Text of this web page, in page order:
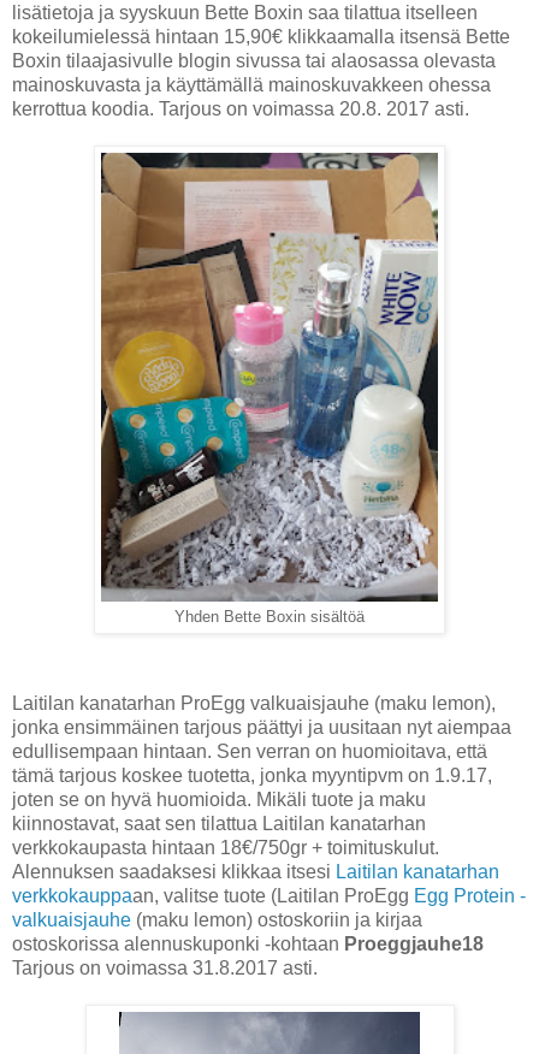
lisätietoja ja syyskuun Bette Boxin saa tilattua itselleen
kokeilumielessä hintaan 15,90€ klikkaamalla itsensä Bette
Boxin tilaajasivulle blogin sivussa tai alaosassa olevasta
mainoskuvasta ja käyttämällä mainoskuvakkeen ohessa
kerrottua koodia. Tarjous on voimassa 20.8. 2017 asti.
Yhden Bette Boxin sisältöä
Laitilan kanatarhan ProEgg valkuaisjauhe (maku lemon),
jonka ensimmäinen tarjous päättyi ja uusitaan nyt aiempaa
edullisempaan hintaan. Sen verran on huomioitava, että
tämä tarjous koskee tuotetta, jonka myyntipvm on 1.9.17,
joten se on hyvä huomioida. Mikäli tuote ja maku
kiinnostavat, saat sen tilattua Laitilan kanatarhan
verkkokaupasta hintaan 18€/750gr + toimituskulut.
Alennuksen saadaksesi klikkaa itsesi Laitilan kanatarhan
verkkokauppaan, valitse tuote (Laitilan ProEgg Egg Protein -
valkuaisjauhe (maku lemon) ostoskoriin ja kirjaa
ostoskorissa alennuskuponki -kohtaan Proeggjauhe18
Tarjous on voimassa 31.8.2017 asti.